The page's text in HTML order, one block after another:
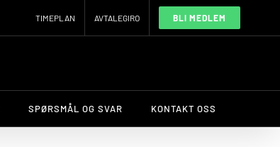
TIMEPLAN AVTALEGIRO BLI MEDLEM
SPØRSMÅL OG SVAR KONTAKT OSS